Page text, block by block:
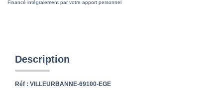
Financé intégralement par votre apport personnel
Description
Réf : VILLEURBANNE-69100-EGE